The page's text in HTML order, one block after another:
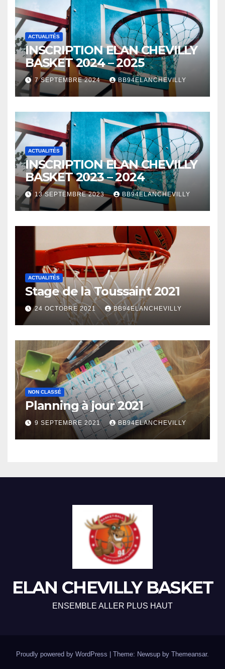
ACTUALITÉS
INSCRIPTION ELAN CHEVILLY
BASKET 2024 – 2025
7 SEPTEMBRE 2024 BB94ELANCHEVILLY
ACTUALITÉS
INSCRIPTION ELAN CHEVILLY
BASKET 2023 – 2024
13 SEPTEMBRE 2023 BB94ELANCHEVILLY
ACTUALITÉS
Stage de la Toussaint 2021
24 OCTOBRE 2021 BB94ELANCHEVILLY
NON CLASSÉ
Planning à jour 2021
9 SEPTEMBRE 2021 BB94ELANCHEVILLY
ELAN CHEVILLY BASKET
ENSEMBLE ALLER PLUS HAUT
Proudly powered by WordPress | Theme: Newsup by Themeansar.